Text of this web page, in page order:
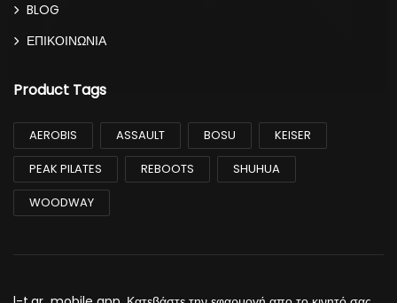
BLOG
ΕΠΙΚΟΙΝΩΝΙΑ
Product Tags
AEROBIS ASSAULT BOSU
KEISER
PEAK PILATES
REBOOTS
SHUHUA
WOODWAY